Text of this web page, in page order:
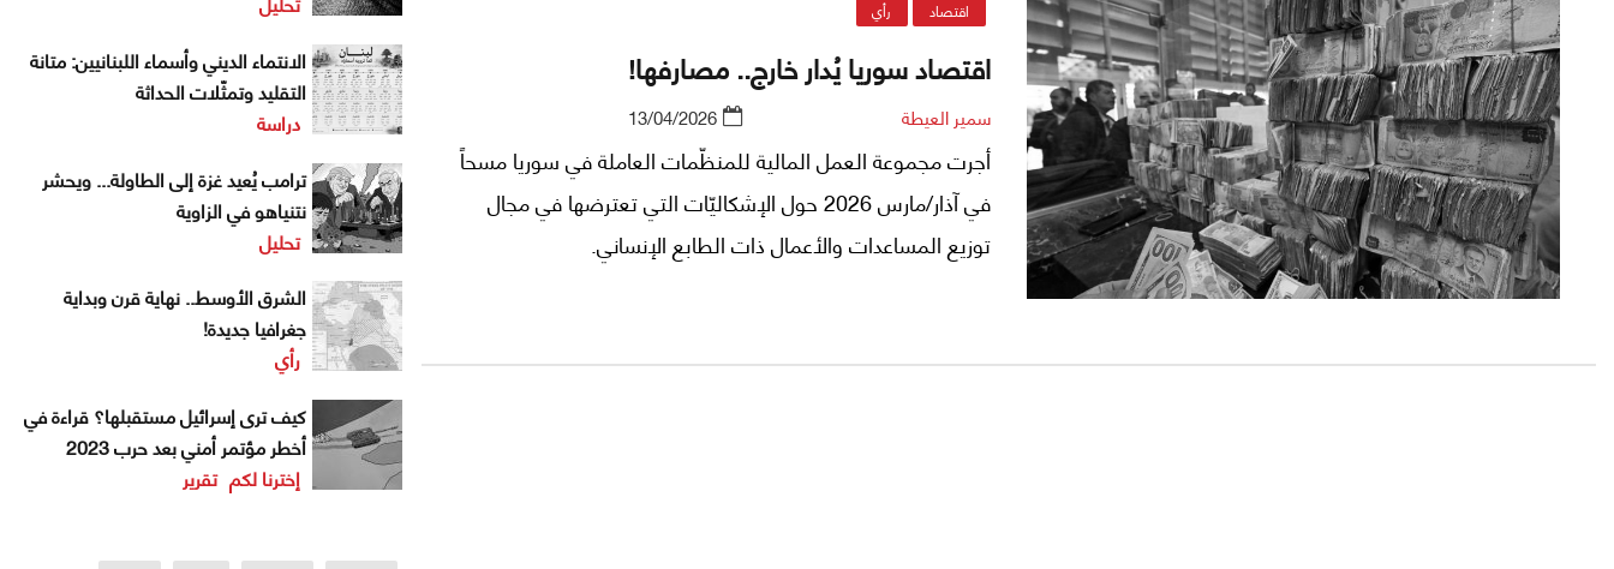
اقتصاد رأي
اقتصاد سوريا يُدار خارج.. مصارفها!
سمير العيطة 13/04/2026
أجرت مجموعة العمل المالية للمنظّمات العاملة في سوريا مسحاً
في آذار/مارس 2026 حول الإشكاليّات التي تعترضها في مجال
توزيع المساعدات والأعمال ذات الطابع الإنساني.
الانتماء الديني وأسماء اللبنانيين: متانة
التقليد وتمثّلات الحداثة
دراسة
ترامب يُعيد غزة إلى الطاولة... ويحشر
نتنياهو في الزاوية
تحليل
الشرق الأوسط.. نهاية قرن وبداية
جغرافيا جديدة!
رأي
كيف ترى إسرائيل مستقبلها؟ قراءة في
أخطر مؤتمر أمني بعد حرب 2023
إخترنا لكم تقرير